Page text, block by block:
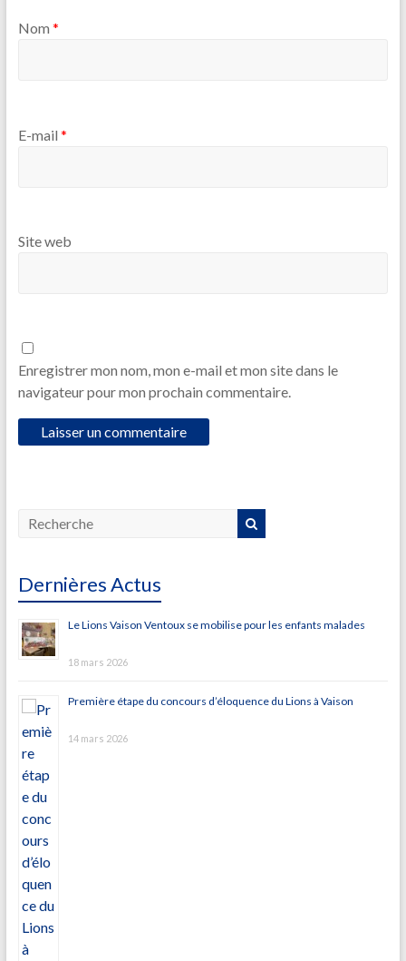
Nom *
E-mail *
Site web
Enregistrer mon nom, mon e-mail et mon site dans le
navigateur pour mon prochain commentaire.
Dernières Actus
Le Lions Vaison Ventoux se mobilise pour les enfants malades
18 mars 2026
Première étape du concours d’éloquence du Lions à Vaison
14 mars 2026